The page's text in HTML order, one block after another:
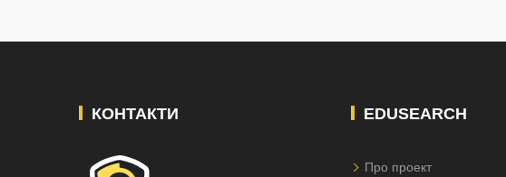
КОНТАКТИ EDUSEARCH
Про проект